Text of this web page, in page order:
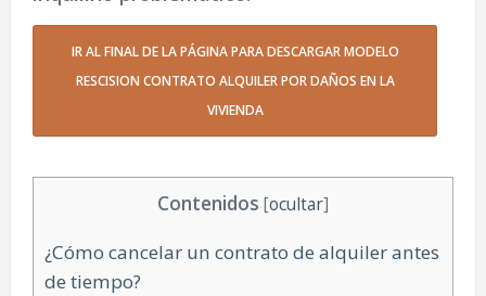
IR AL FINAL DE LA PÁGINA PARA DESCARGAR MODELO
RESCISION CONTRATO ALQUILER POR DAÑOS EN LA
VIVIENDA
Contenidos [ocultar]
¿Cómo cancelar un contrato de alquiler antes
de tiempo?